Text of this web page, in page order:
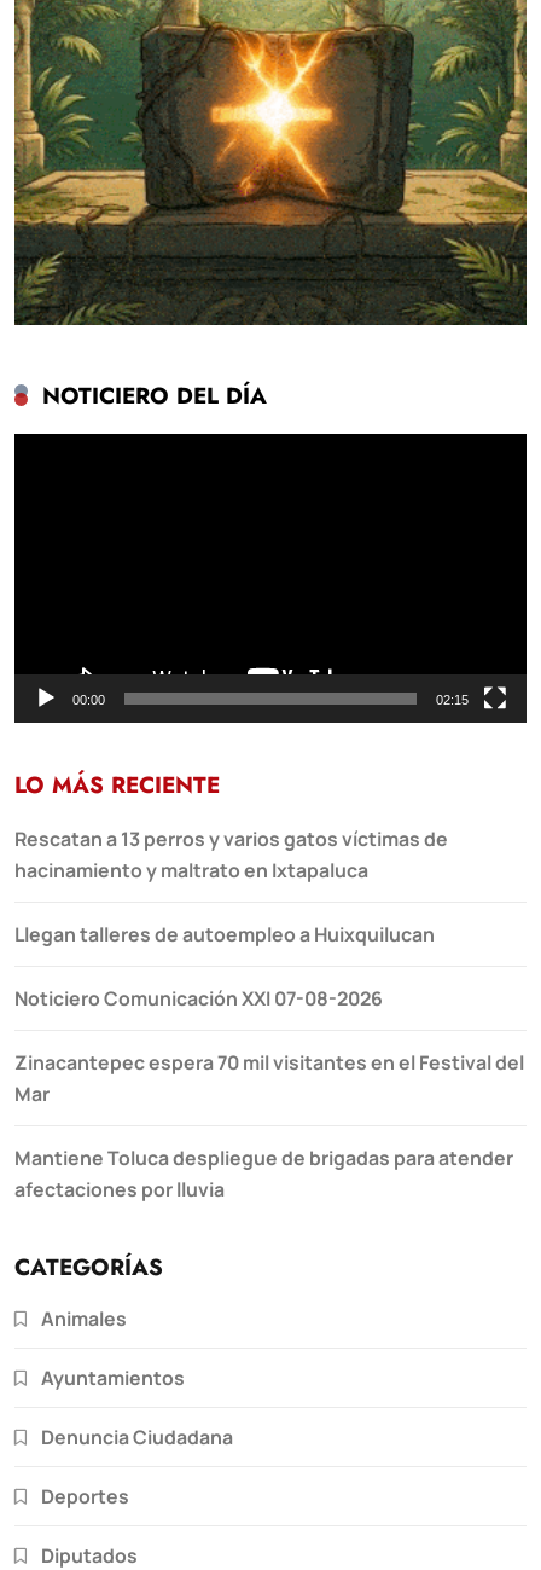
NOTICIERO DEL DÍA
00:00 02:15
LO MÁS RECIENTE
Rescatan a 13 perros y varios gatos víctimas de
hacinamiento y maltrato en Ixtapaluca
Llegan talleres de autoempleo a Huixquilucan
Noticiero Comunicación XXI 07-08-2026
Zinacantepec espera 70 mil visitantes en el Festival del
Mar
Mantiene Toluca despliegue de brigadas para atender
afectaciones por lluvia
CATEGORÍAS
Animales
Ayuntamientos
Denuncia Ciudadana
Deportes
Diputados